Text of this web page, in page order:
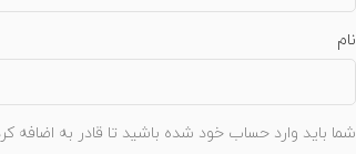
نام
شما باید وارد حساب خود شده باشید تا قادر به اضافه